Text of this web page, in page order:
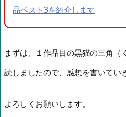
品ベスト3を紹介します
まずは、１作品目の黒猫の三角（
読しましたので、感想を書いてい
よろしくお願いします。